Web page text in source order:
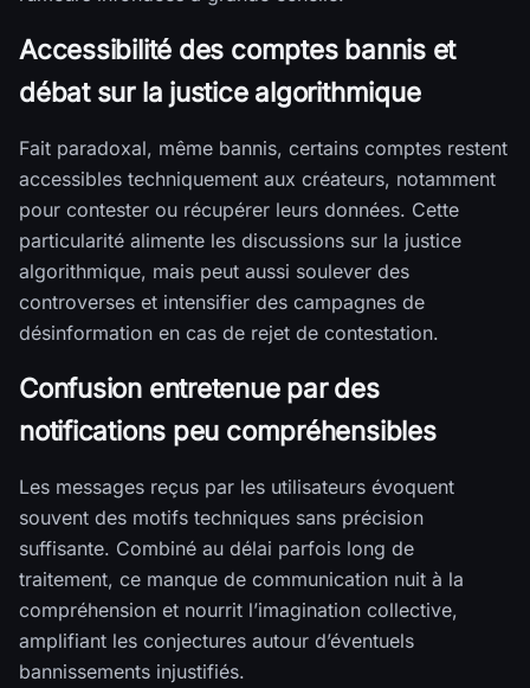
Accessibilité des comptes bannis et
débat sur la justice algorithmique
Fait paradoxal, même bannis, certains comptes restent
accessibles techniquement aux créateurs, notamment
pour contester ou récupérer leurs données. Cette
particularité alimente les discussions sur la justice
algorithmique, mais peut aussi soulever des
controverses et intensifier des campagnes de
désinformation en cas de rejet de contestation.
Confusion entretenue par des
notifications peu compréhensibles
Les messages reçus par les utilisateurs évoquent
souvent des motifs techniques sans précision
suffisante. Combiné au délai parfois long de
traitement, ce manque de communication nuit à la
compréhension et nourrit l’imagination collective,
amplifiant les conjectures autour d’éventuels
bannissements injustifiés.